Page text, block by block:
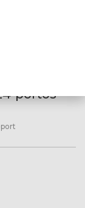
portos